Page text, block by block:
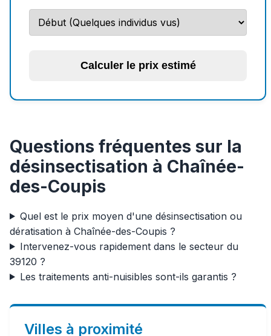
Calculer le prix estimé
Questions fréquentes sur la
désinsectisation à Chaînée-
des-Coupis
Quel est le prix moyen d'une désinsectisation ou
dératisation à Chaînée-des-Coupis ?
Intervenez-vous rapidement dans le secteur du
39120 ?
Les traitements anti-nuisibles sont-ils garantis ?
Villes à proximité